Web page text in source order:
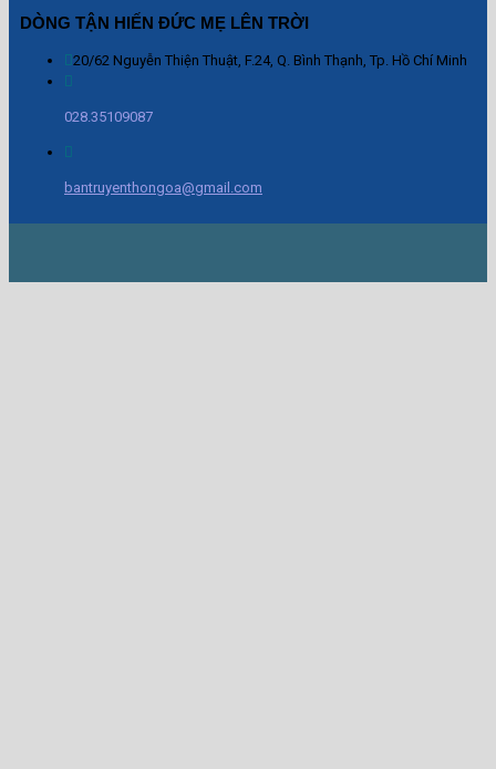
DÒNG TẬN HIẾN ĐỨC MẸ LÊN TRỜI
20/62 Nguyễn Thiện Thuật, F.24, Q. Bình Thạnh, Tp. Hồ Chí Minh
028.35109087
bantruyenthongoa@gmail.com